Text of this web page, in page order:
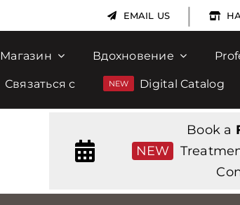
EMAIL US |
Магазин Вдохновение
Связаться с Digital Catalog
NEW
Book a